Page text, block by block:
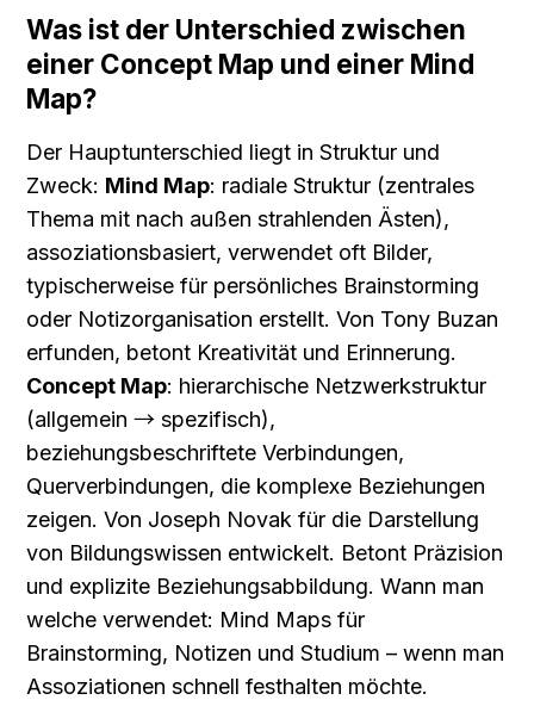
Was ist der Unterschied zwischen
einer Concept Map und einer Mind
Map?
Der Hauptunterschied liegt in Struktur und
Zweck: Mind Map: radiale Struktur (zentrales
Thema mit nach außen strahlenden Ästen),
assoziationsbasiert, verwendet oft Bilder,
typischerweise für persönliches Brainstorming
oder Notizorganisation erstellt. Von Tony Buzan
Concept Map: hierarchische Netzwerkstruktur
(allgemein → spezifisch),
beziehungsbeschriftete Verbindungen,
Querverbindungen, die komplexe Beziehungen
zeigen. Von Joseph Novak für die Darstellung
von Bildungswissen entwickelt. Betont Präzision
und explizite Beziehungsabbildung. Wann man
welche verwendet: Mind Maps für
Brainstorming, Notizen und Studium – wenn man
Assoziationen schnell festhalten möchte.